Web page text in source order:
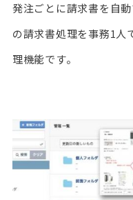
発注ごとに請求書を自
の請求書処理を事務1人
理機能です。